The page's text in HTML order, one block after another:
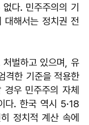
다. 민주주의의 기
대해서는 정치권 전
벌하고 있으며, 유
격한 기준을 적용한
우 민주주의 자체
다. 한국 역시 5·18
정치적 계산 속에